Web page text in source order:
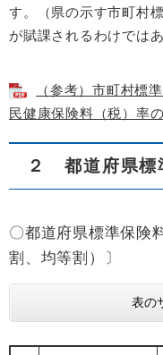
す。（県の示す市町村
が賦課されるわけでは
（参考）市町村標
民健康保険料（税）率
２ 都道府県標
〇都道府県標準保険
割、均等割）〕
表の